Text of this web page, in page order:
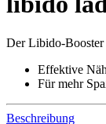
Der Libido-
Effektive
Für mehr
Beschreibung